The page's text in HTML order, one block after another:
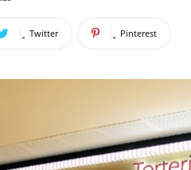
Twitter Pinterest